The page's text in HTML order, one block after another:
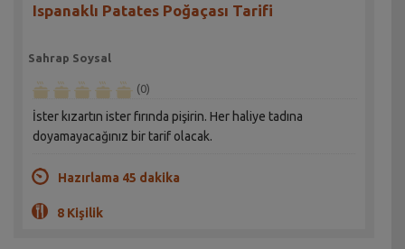
Ispanaklı Patates Poğaçası Tarifi
Sahrap Soysal
(0)
İster kızartın ister fırında pişirin. Her haliye tadına
doyamayacağınız bir tarif olacak.
Hazırlama 45 dakika
8 Kişilik